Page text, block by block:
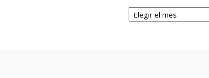
Archivos